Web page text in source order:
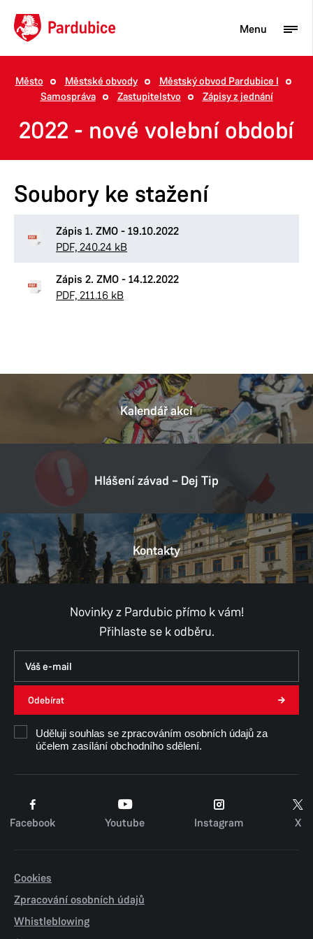
Turista
Aktuality
Občan
Podnikatel
Město Městské obvody
Městský obvod Pardubice I
Samospráva
Zastupitelstvo Zápisy z jednání
2022 - nové volební období
Soubory ke stažení
Zápis 1. ZMO - 19.10.2022
PDF, 240.24 kB
Zápis 2. ZMO - 14.12.2022
PDF, 211.16 kB
Kalendář akcí
Hlášení závad – Dej Tip
Kontakty
Novinky z Pardubic přímo k vám!
Přihlaste se k odběru.
Odebírat
Uděluji souhlas se zpracováním osobních údajů za
účelem zasílání obchodního sdělení.
Facebook Youtube Instagram X
Cookies
Zpracování osobních údajů
Whistleblowing
Menu